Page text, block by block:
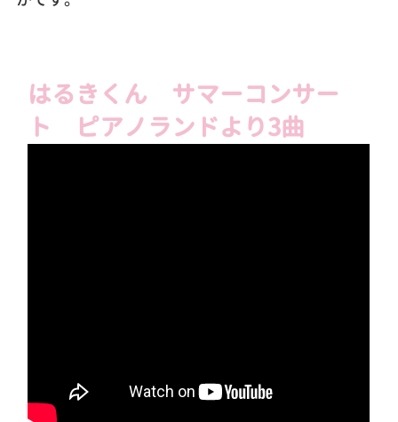
はるきくん サマーコンサー
ト ピアノランドより3曲